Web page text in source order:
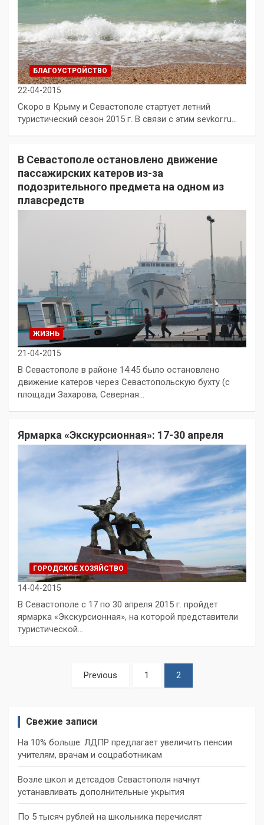
БЛАГОУСТРОЙСТВО
22-04-2015
Скоро в Крыму и Севастополе стартует летний
туристический сезон 2015 г. В связи с этим sevkor.ru…
В Севастополе остановлено движение
пассажирских катеров из-за
подозрительного предмета на одном из
плавсредств
ЖИЗНЬ
21-04-2015
В Севастополе в районе 14:45 было остановлено
движение катеров через Севастопольскую бухту (с
площади Захарова, Северная…
Ярмарка «Экскурсионная»: 17-30 апреля
ГОРОДСКОЕ ХОЗЯЙСТВО
14-04-2015
В Севастополе с 17 по 30 апреля 2015 г. пройдет
ярмарка «Экскурсионная», на которой представители
туристической…
ПагинацияPrevious 1 2
Свежие записи
На 10% больше: ЛДПР предлагает увеличить пенсии
учителям, врачам и соцработникам
Возле школ и детсадов Севастополя начнут
устанавливать дополнительные укрытия
По 5 тысяч рублей на школьника перечислят